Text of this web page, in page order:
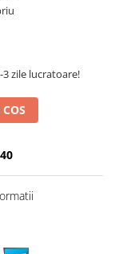
zile lucratoare!